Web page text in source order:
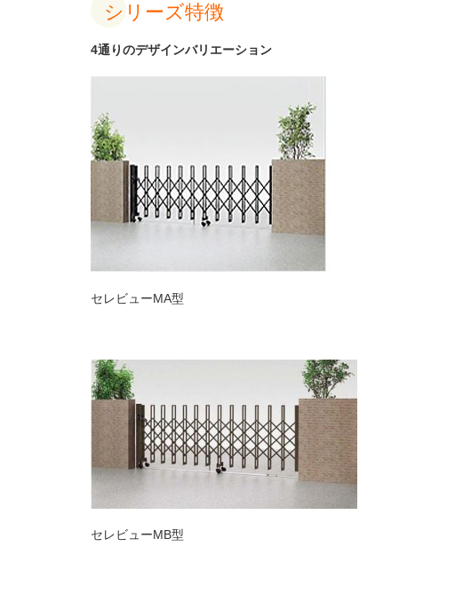
シリーズ特徴
4通りのデザインバリエーション
セレビューMA型
セレビューMB型